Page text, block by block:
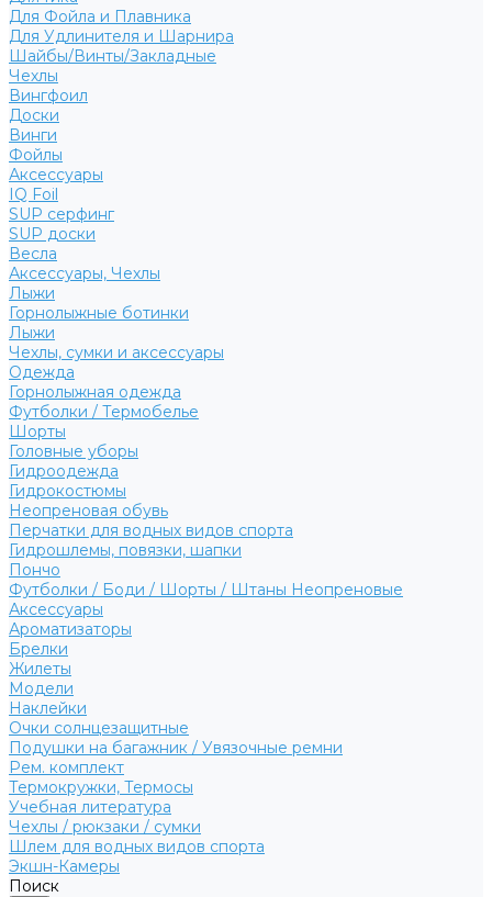
Для Фойла и Плавника
Для Удлинителя и Шарнира
Шайбы/Винты/Закладные
Чехлы
Вингфоил
Доски
Винги
Фойлы
Аксессуары
IQ Foil
SUP серфинг
SUP доски
Весла
Аксессуары, Чехлы
Лыжи
Горнолыжные ботинки
Лыжи
Чехлы, сумки и аксессуары
Одежда
Горнолыжная одежда
Футболки / Термобелье
Шорты
Головные уборы
Гидроодежда
Гидрокостюмы
Неопреновая обувь
Перчатки для водных видов спорта
Гидрошлемы, повязки, шапки
Пончо
Футболки / Боди / Шорты / Штаны Неопреновые
Аксессуары
Ароматизаторы
Брелки
Жилеты
Модели
Наклейки
Очки солнцезащитные
Подушки на багажник / Увязочные ремни
Рем. комплект
Термокружки, Термосы
Учебная литература
Чехлы / рюкзаки / сумки
Шлем для водных видов спорта
Экшн-Камеры
Поиск